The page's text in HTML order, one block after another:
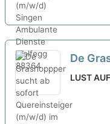
De
LUST